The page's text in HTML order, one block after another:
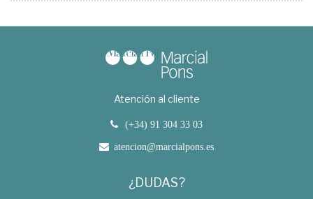
Atención al cliente
(+34) 91 304 33 03
atencion@marcialpons.es
¿DUDAS?